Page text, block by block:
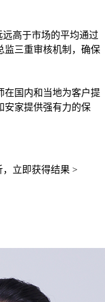
高于市场的平均通过
监三重审核机制，确保
在国内和当地为客户提
安家提供强有力的保
立即获得结果 >